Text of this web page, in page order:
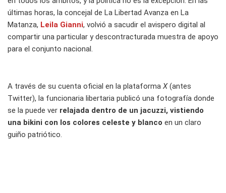
últimas horas, la concejal de La Libertad Avanza en La
Matanza, Leila Gianni, volvió a sacudir el avispero digital al
compartir una particular y descontracturada muestra de apoyo
para el conjunto nacional.
A través de su cuenta oficial en la plataforma X(antes
Twitter), la funcionaria libertaria publicó una fotografía donde
se la puede ver relajada dentro de un jacuzzi, vistiendo
una bikini con los colores celeste y blanco en un claro
guiño patriótico.